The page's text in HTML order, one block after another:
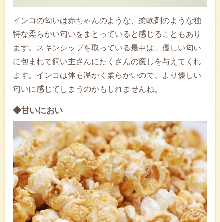
インコの匂いは赤ちゃんのような、柔軟剤のような独
特な柔らかい匂いをまとっていると感じることもあり
ます。スキンシップを取っている最中は、優しい匂い
に包まれて飼い主さんにたくさんの癒しを与えてくれ
ます。インコは体も温かく柔らかいので、より優しい
匂いに感じてしまうのかもしれませんね。
◆甘いにおい